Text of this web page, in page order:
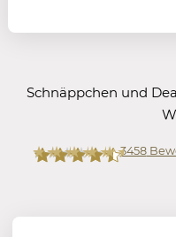
Schnäppchen und
3458